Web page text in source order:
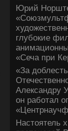
Юрий
глубокие
«Сеча при
«За
Александру
он работал
Настоятель